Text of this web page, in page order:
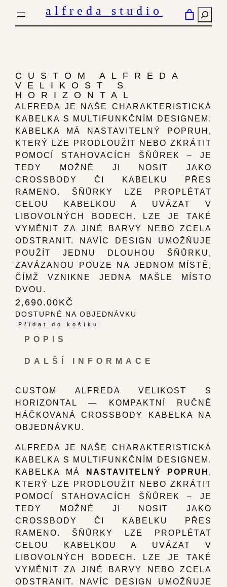
PŘESKOČIT
NA
alfreda studio
CUSTOM ALFREDA
VELIKOST S
HORIZONTAL
ALFREDA JE NAŠE CHARAKTERISTICKÁ
KABELKA S MULTIFUNKČNÍM DESIGNEM.
KABELKA MÁ NASTAVITELNÝ POPRUH,
KTERÝ LZE PRODLOUŽIT NEBO ZKRÁTIT
POMOCÍ STAHOVACÍCH ŠŇŮREK – JE
TEDY MOŽNÉ JI NOSIT JAKO
CROSSBODY ČI KABELKU PŘES
RAMENO. ŠŇŮRKY LZE PROPLÉTAT
CELOU KABELKOU A UVÁZAT V
LIBOVOLNÝCH BODECH. LZE JE TAKÉ
VYMĚNIT ZA JINÉ BARVY NEBO ZCELA
ODSTRANIT. NAVÍC DESIGN UMOŽŇUJE
POUŽÍT JEDNU DLOUHOU ŠŇŮRKU,
ZAVÁZANOU POUZE NA JEDNOM MÍSTĚ,
ČÍMŽ VZNIKNE JEDNA MAŠLE MÍSTO
DVOU.
2,690.00KČ
DOSTUPNÉ NA OBJEDNÁVKU
Přidat do košíku
POPIS
DALŠÍ INFORMACE
CUSTOM ALFREDA VELIKOST S
HORIZONTAL — KOMPAKTNÍ RUČNĚ
HÁČKOVANÁ CROSSBODY KABELKA NA
OBJEDNÁVKU.
ALFREDA JE NAŠE CHARAKTERISTICKÁ
KABELKA S MULTIFUNKČNÍM DESIGNEM.
KABELKA MÁ NASTAVITELNÝ POPRUH ,
KTERÝ LZE PRODLOUŽIT NEBO ZKRÁTIT
POMOCÍ STAHOVACÍCH ŠŇŮREK – JE
TEDY MOŽNÉ JI NOSIT JAKO
CROSSBODY ČI KABELKU PŘES
RAMENO. ŠŇŮRKY LZE PROPLÉTAT
CELOU KABELKOU A UVÁZAT V
LIBOVOLNÝCH BODECH. LZE JE TAKÉ
VYMĚNIT ZA JINÉ BARVY NEBO ZCELA
ODSTRANIT. NAVÍC DESIGN UMOŽŇUJE